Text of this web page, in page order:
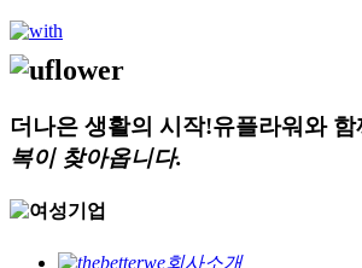
더나은 생활의 시작!유플라워와 함
복이 찾아옵니다.
회사소개